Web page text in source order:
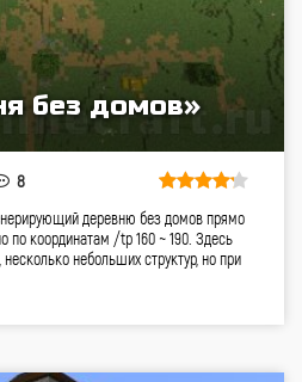
без домов»
8
деревню без домов прямо
по координатам /tp 160 ~ 190. Здесь
небольших структур, но при